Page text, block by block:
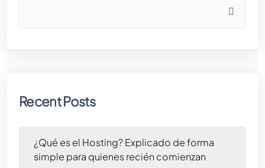
Recent Posts
¿Qué es el Hosting? Explicado de forma
simple para quienes recién comienzan